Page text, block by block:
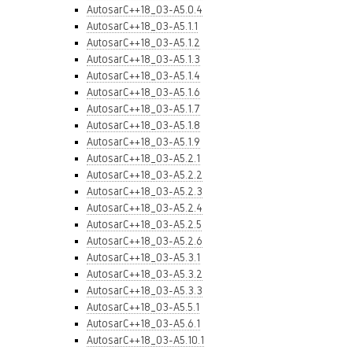
AutosarC++18_03-A5.0.4
AutosarC++18_03-A5.1.1
AutosarC++18_03-A5.1.2
AutosarC++18_03-A5.1.3
AutosarC++18_03-A5.1.4
AutosarC++18_03-A5.1.6
AutosarC++18_03-A5.1.7
AutosarC++18_03-A5.1.8
AutosarC++18_03-A5.1.9
AutosarC++18_03-A5.2.1
AutosarC++18_03-A5.2.2
AutosarC++18_03-A5.2.3
AutosarC++18_03-A5.2.4
AutosarC++18_03-A5.2.5
AutosarC++18_03-A5.2.6
AutosarC++18_03-A5.3.1
AutosarC++18_03-A5.3.2
AutosarC++18_03-A5.3.3
AutosarC++18_03-A5.5.1
AutosarC++18_03-A5.6.1
AutosarC++18_03-A5.10.1